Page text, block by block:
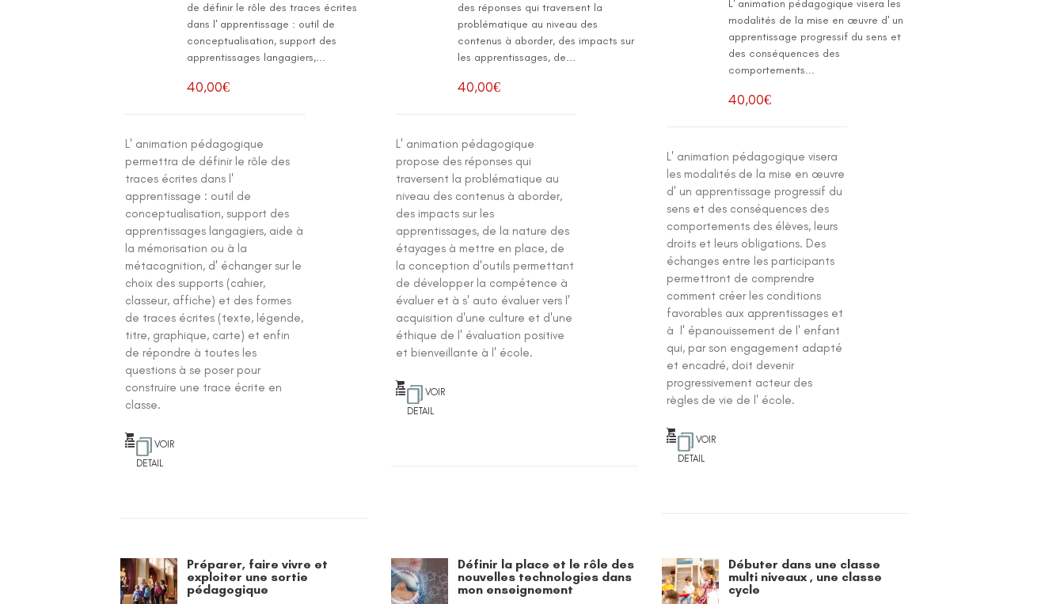
de définir le rôle des traces écrites
dans l' apprentissage : outil de
conceptualisation, support des
apprentissages langagiers,...
40,00€
L' animation pédagogique
permettra de définir le rôle des
traces écrites dans l'
apprentissage : outil de
conceptualisation, support des
apprentissages langagiers, aide à
la mémorisation ou à la
métacognition, d' échanger sur le
choix des supports (cahier,
classeur, affiche) et des formes
de traces écrites (texte, légende,
titre, graphique, carte) et enfin
de répondre à toutes les
questions à se poser pour
construire une trace écrite en
classe.
VOIR
DETAIL
des réponses qui traversent la
problématique au niveau des
contenus à aborder, des impacts sur
les apprentissages, de...
40,00€
L' animation pédagogique
propose des réponses qui
traversent la problématique au
niveau des contenus à aborder,
des impacts sur les
apprentissages, de la nature des
étayages à mettre en place, de
la conception d'outils permettant
de développer la compétence à
évaluer et à s' auto évaluer vers l'
acquisition d'une culture et d'une
éthique de l' évaluation positive
et bienveillante à l' école.
VOIR
DETAIL
L' animation pédagogique visera les
modalités de la mise en œuvre d' un
apprentissage progressif du sens et
des conséquences des
comportements...
40,00€
L' animation pédagogique visera
les modalités de la mise en œuvre
d' un apprentissage progressif du
sens et des conséquences des
comportements des élèves, leurs
droits et leurs obligations. Des
échanges entre les participants
permettront de comprendre
comment créer les conditions
favorables aux apprentissages et
à l' épanouissement de l' enfant
qui, par son engagement adapté
et encadré, doit devenir
progressivement acteur des
règles de vie de l' école.
VOIR
DETAIL
Préparer, faire vivre et
exploiter une sortie
pédagogique
Définir la place et le rôle des
nouvelles technologies dans
mon enseignement
Débuter dans une classe
multi niveaux , une classe
cycle